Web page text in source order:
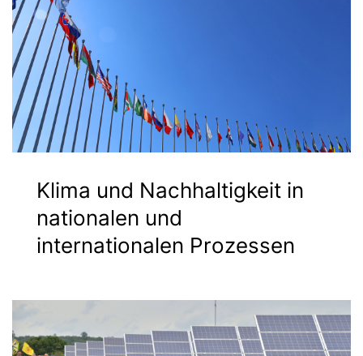
Klima und Nachhaltigkeit in
nationalen und
internationalen Prozessen